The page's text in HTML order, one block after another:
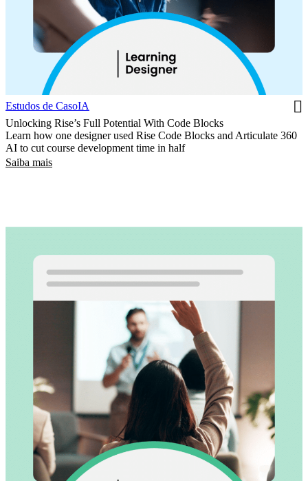
Estudos de CasoIA
Unlocking Rise’s Full Potential With Code Blocks
Learn how one designer used Rise Code Blocks and Articulate 360
AI to cut course development time in half
Saiba mais